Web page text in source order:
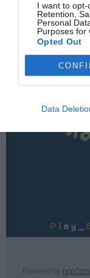
I want to opt-
Retention,
Personal
Purposes for
Opted Out
Data
Χρήσιμες
E-SHOP
Επικοινωνία
Powered by